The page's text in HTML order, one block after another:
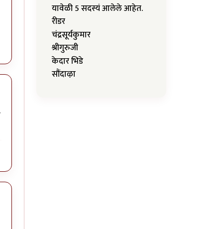
यावेळी 5 सदस्यं आलेले आहेत.
रीडर
चंद्रसूर्यकुमार
श्रीगुरुजी
केदार भिडे
सौंदाऴा